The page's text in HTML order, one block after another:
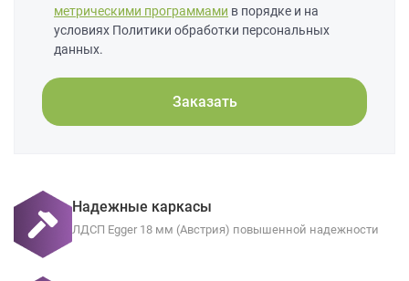
метрическими программами в порядке и на
условиях Политики обработки персональных
данных.
Заказать
Надежные каркасы
ЛДСП Egger 18 мм (Австрия) повышенной надежности